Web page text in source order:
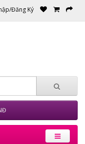
Đăng Ký